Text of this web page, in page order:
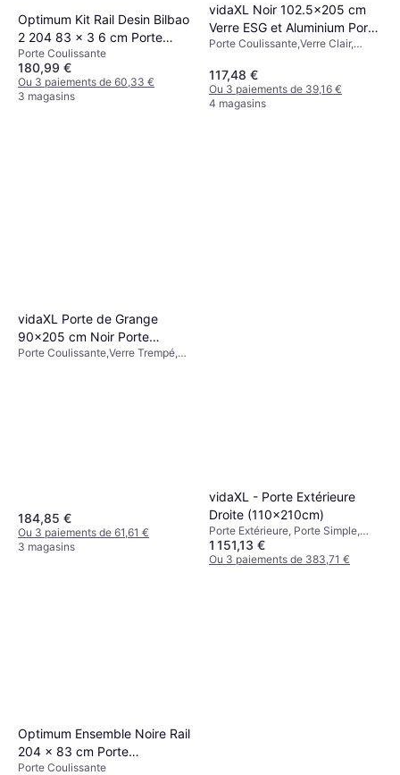
Optimum Kit Rail Desin Bilbao
2 204 83 x 3 6 cm Porte
Coulissante (x)
Porte Coulissante
180,99 €
Ou 3 paiements de 60,33 €
3 magasins
vidaXL Noir 102.5x205 cm
Verre ESG et Aluminium Porte
Coulissante Verre Clair (x)
Porte Coulissante,Verre Clair,
117,48 €
Ou 3 paiements de 39,16 €
4 magasins
vidaXL Porte de Grange
90x205 cm Noir Porte
Coulissante Verre Trempé
Porte Coulissante,Verre Trempé,
184,85 €
Ou 3 paiements de 61,61 €
3 magasins
vidaXL - Porte Extérieure
Droite (110x210cm)
Porte Extérieure, Porte Simple,
Réglable
1 151,13 €
Ou 3 paiements de 383,71 €
Optimum Ensemble Noire Rail
204 x 83 cm Porte
Coulissante (204x)
Porte Coulissante